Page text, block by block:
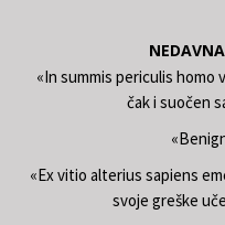
«In summis periculis homo
čak i suočen
«Ex vitio alterius sapiens
svoje greške